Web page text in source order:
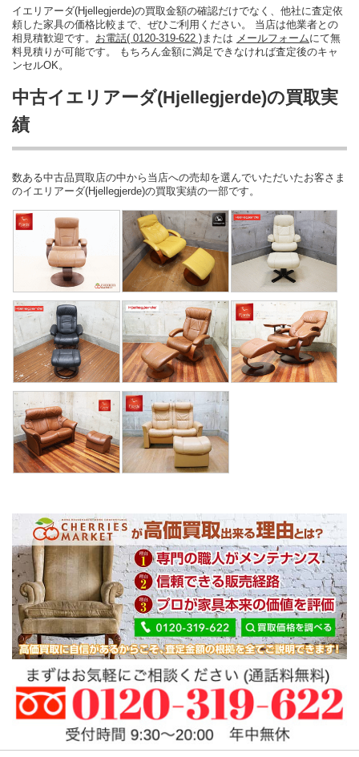
イエリアーダ(Hjellegjerde)の買取金額の確認だけでなく、他社に査定依
頼した家具の価格比較まで、ぜひご利用ください。 当店は他業者との
相見積歓迎です。 お電話( 0120-319-622 ) または メールフォームにて無
料見積りが可能です。 もちろん金額に満足できなければ査定後のキャ
ンセルOK。
中古イエリアーダ(Hjellegjerde)の買取実
績
数ある中古品買取店の中から当店への売却を選んでいただいたお客さま
のイエリアーダ(Hjellegjerde)の買取実績の一部です。